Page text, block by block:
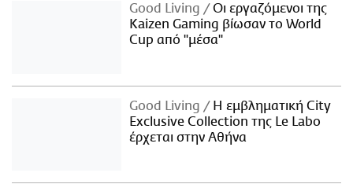
Good Living
Οι εργαζόμενοι της
Kaizen Gaming βίωσαν το World
Cup από "μέσα"
Good Living
Η εμβληματική City
Exclusive Collection της Le Labo
έρχεται στην Αθήνα